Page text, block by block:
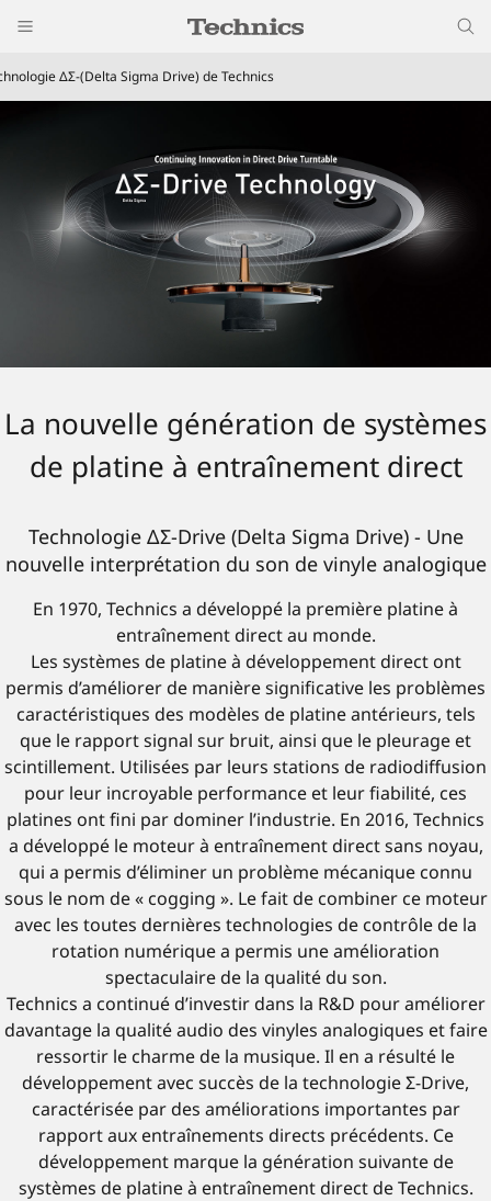
ΔΣ-(Delta Sigma Drive) de Technics
La nouvelle génération de systèmes
de platine à entraînement direct
Technologie ΔΣ-Drive (Delta Sigma Drive) - Une
nouvelle interprétation du son de vinyle analogique
En 1970, Technics a développé la première platine à
entraînement direct au monde.
Les systèmes de platine à développement direct ont
permis d’améliorer de manière significative les problèmes
caractéristiques des modèles de platine antérieurs, tels
que le rapport signal sur bruit, ainsi que le pleurage et
scintillement. Utilisées par leurs stations de radiodiffusion
pour leur incroyable performance et leur fiabilité, ces
platines ont fini par dominer l’industrie. En 2016, Technics
a développé le moteur à entraînement direct sans noyau,
qui a permis d’éliminer un problème mécanique connu
sous le nom de « cogging ». Le fait de combiner ce moteur
avec les toutes dernières technologies de contrôle de la
rotation numérique a permis une amélioration
spectaculaire de la qualité du son.
Technics a continué d’investir dans la R&D pour améliorer
davantage la qualité audio des vinyles analogiques et faire
ressortir le charme de la musique. Il en a résulté le
développement avec succès de la technologie Σ-Drive,
caractérisée par des améliorations importantes par
rapport aux entraînements directs précédents. Ce
développement marque la génération suivante de
systèmes de platine à entraînement direct de Technics.